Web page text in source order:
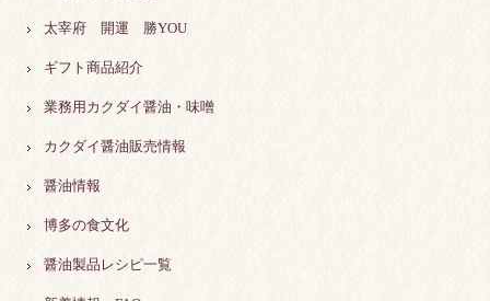
太宰府 開運 勝YOU
ギフト商品紹介
業務用カクダイ醤油・味噌
カクダイ醤油販売情報
醤油情報
博多の食文化
醤油製品レシピ一覧